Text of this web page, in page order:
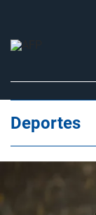
Deportes